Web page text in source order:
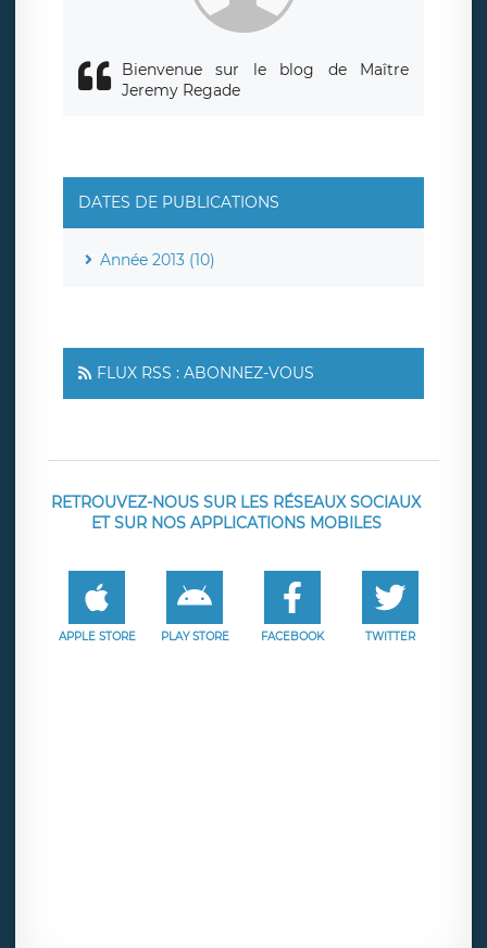
Bienvenue sur le blog de Maître
Jeremy Regade
DATES DE PUBLICATIONS
Année 2013 (10)
FLUX RSS : ABONNEZ-VOUS
RETROUVEZ-NOUS SUR LES RÉSEAUX SOCIAUX
ET SUR NOS APPLICATIONS MOBILES
APPLE STORE PLAY STORE FACEBOOK TWITTER